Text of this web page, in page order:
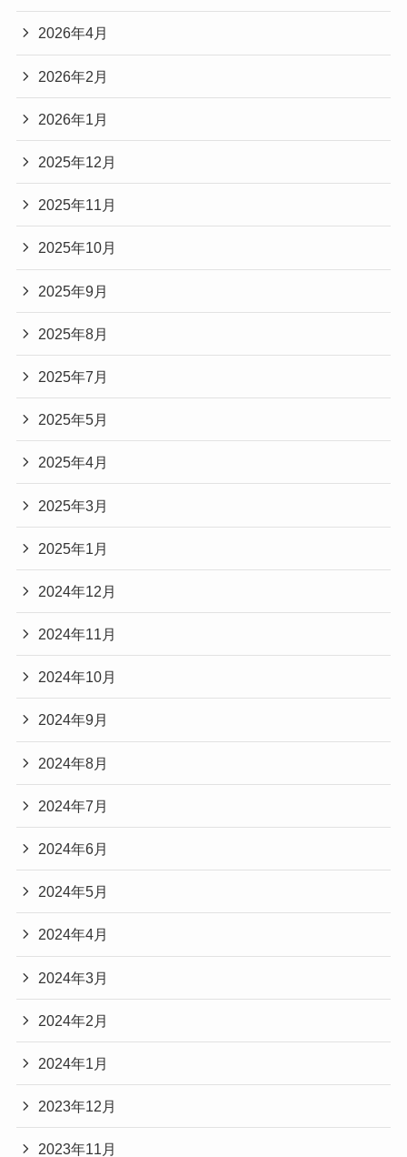
2026年4月
2026年2月
2026年1月
2025年12月
2025年11月
2025年10月
2025年9月
2025年8月
2025年7月
2025年5月
2025年4月
2025年3月
2025年1月
2024年12月
2024年11月
2024年10月
2024年9月
2024年8月
2024年7月
2024年6月
2024年5月
2024年4月
2024年3月
2024年2月
2024年1月
2023年12月
2023年11月